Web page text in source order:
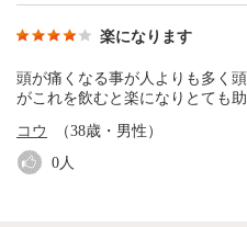
楽になります
頭が痛くなる事が人よりも多く
がこれを飲むと楽になりとても助
コウ
（38歳・男性）
0 人